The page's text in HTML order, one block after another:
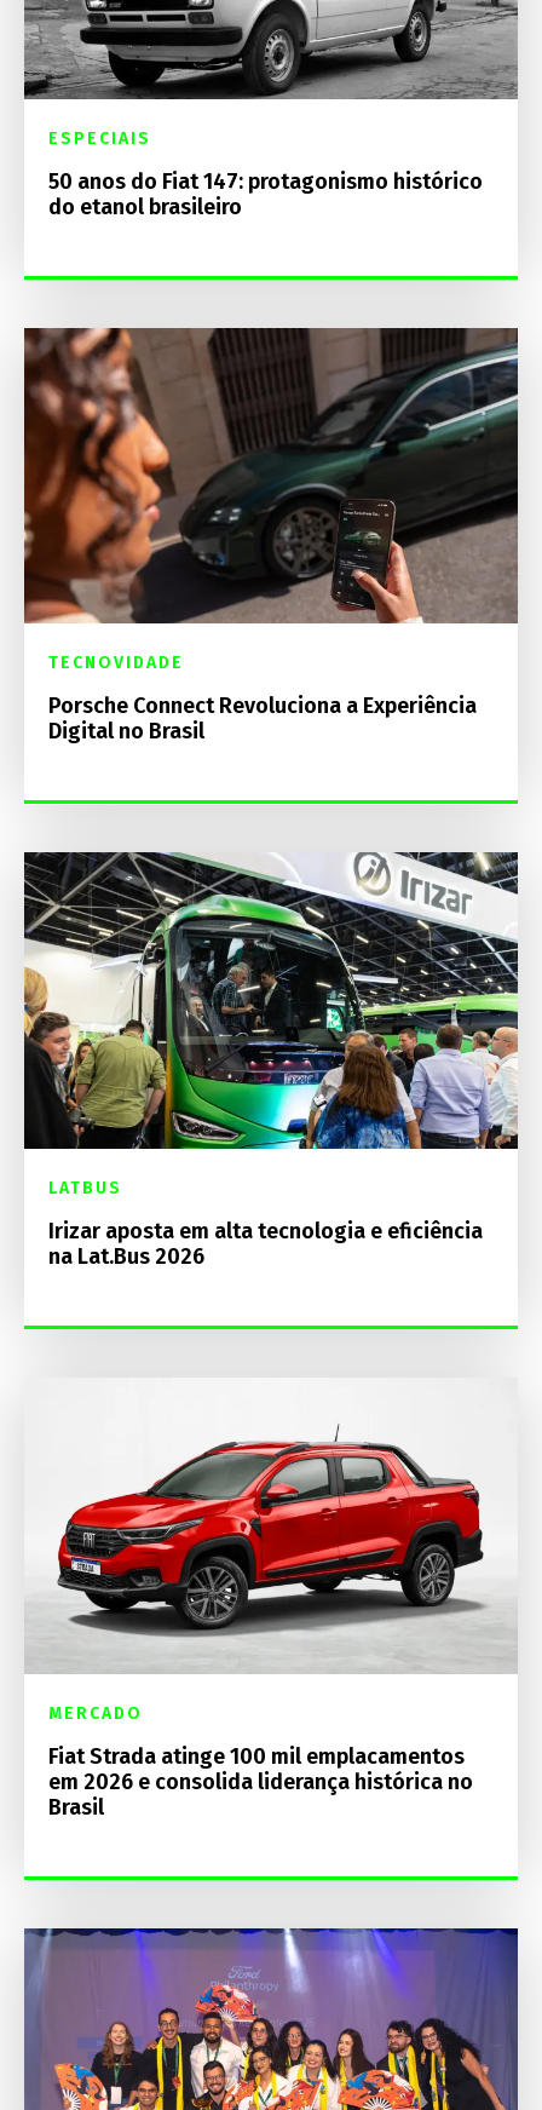
ESPECIAIS
50 anos do Fiat 147: protagonismo histórico
do etanol brasileiro
TECNOVIDADE
Porsche Connect Revoluciona a Experiência
Digital no Brasil
LATBUS
Irizar aposta em alta tecnologia e eficiência
na Lat.Bus 2026
MERCADO
Fiat Strada atinge 100 mil emplacamentos
em 2026 e consolida liderança histórica no
Brasil